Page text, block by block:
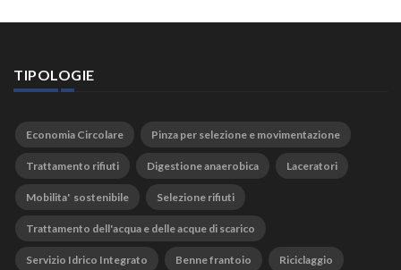
TIPOLOGIE
Economia Circolare Pinza per selezione e movimentazione
Trattamento rifiuti Digestione anaerobica Laceratori
Mobilita' sostenibile Selezione rifiuti
Trattamento dell'acqua e delle acque di scarico
Servizio Idrico Integrato Benne frantoio Riciclaggio